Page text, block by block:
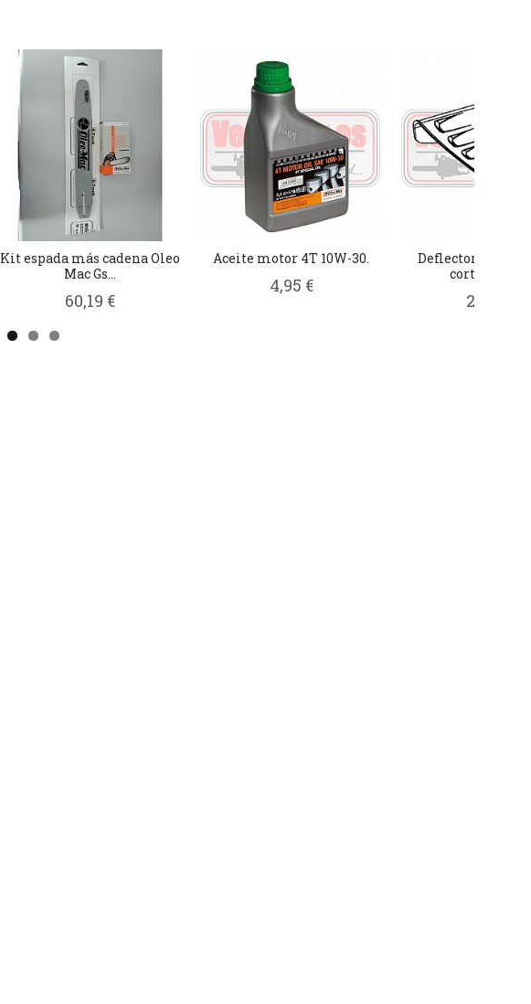
Kit espada más cadena Oleo
Mac Gs...
60,19 €
Aceite motor 4T 10W-30.
4,95 €
Deflector salida
24,95 €